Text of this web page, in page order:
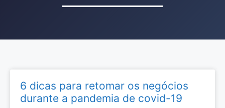
6 dicas para retomar os negócios
durante a pandemia de covid-19